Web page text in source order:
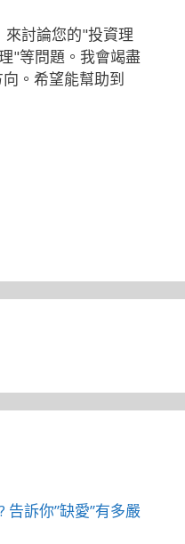
討論您的"投資理
"等問題。我會竭盡
。希望能幫助到
告訴你”缺愛”有多嚴